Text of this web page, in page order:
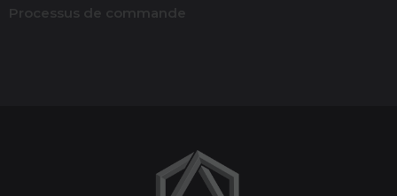
(1 avis)
Processus de commande